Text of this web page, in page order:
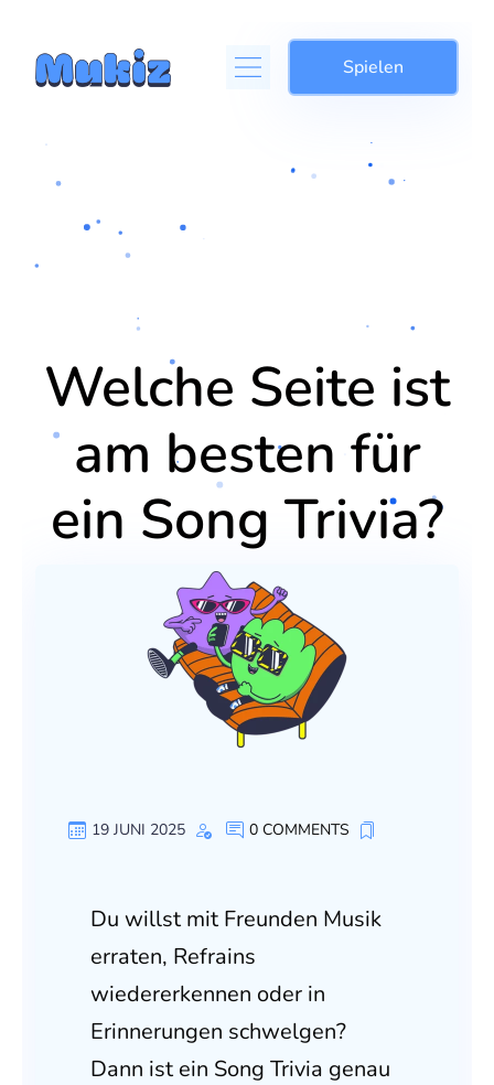
Spielen
Welche Seite ist
am besten für
ein Song Trivia?
19 JUNI 2025 0 COMMENTS
Du willst mit Freunden Musik
erraten, Refrains
wiedererkennen oder in
Erinnerungen schwelgen?
Dann ist ein Song Trivia genau